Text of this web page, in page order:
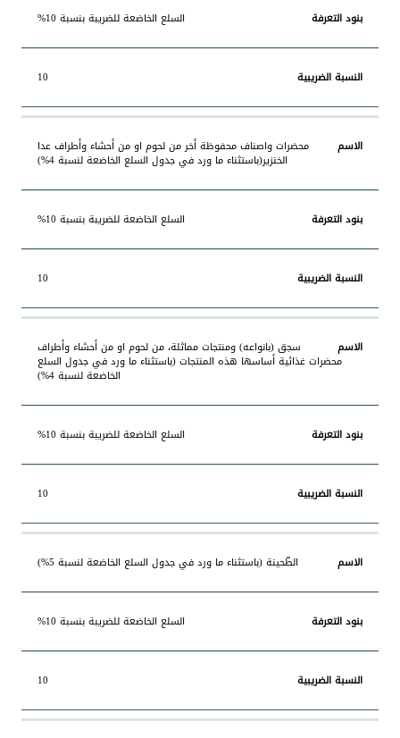
السلع الخاضعة للضريبة بنسبة 10%
10
محضرات واصناف محفوظة أخر من لحوم او من أحشاء وأطراف عدا
الخنزير(باستثناء ما ورد في جدول السلع الخاضعة لنسبة 4%)
السلع الخاضعة للضريبة بنسبة 10%
10
سجق (بانواعه) ومنتجات مماثلة، من لحوم او من أحشاء وأطراف
محضرات غذائية أساسها هذه المنتجات (باستثناء ما ورد في جدول السلع
الخاضعة لنسبة 4%)
السلع الخاضعة للضريبة بنسبة 10%
10
الطّحينة (باستثناء ما ورد في جدول السلع الخاضعة لنسبة 5%)
السلع الخاضعة للضريبة بنسبة 10%
10